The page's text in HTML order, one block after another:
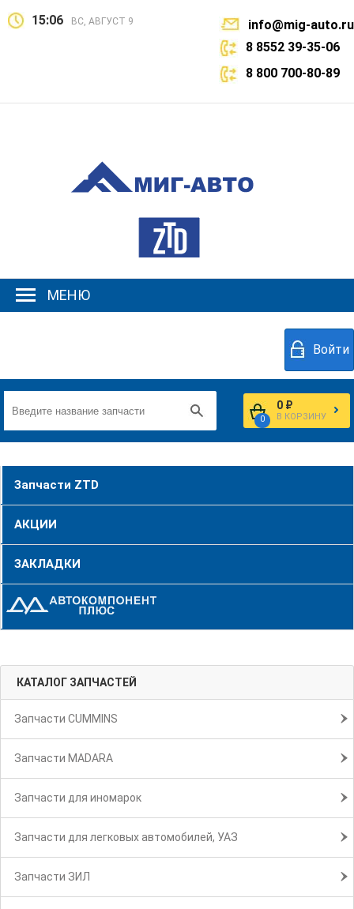
15:06 ВС, АВГУСТ 9
info@mig-auto.ru
8 8552 39-35-06
8 800 700-80-89
МЕНЮ
Войти
0
0 ₽
В КОРЗИНУ
Запчасти ZTD
АКЦИИ
ЗАКЛАДКИ
КАТАЛОГ ЗАПЧАСТЕЙ
Запчасти CUMMINS
Запчасти MADARA
Запчасти для иномарок
Запчасти для легковых автомобилей, УАЗ
Запчасти ЗИЛ